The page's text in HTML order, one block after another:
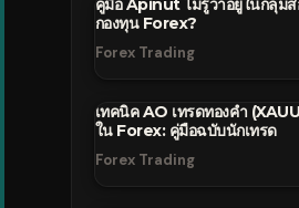
คู่มือ Apinut ไม่รู้ว่าอยู่ในกลุ่ม
กองทุน Forex?
Forex Trading
เทคนิค AO เทรดทองคำ
ใน Forex: คู่มือฉบับนักเทรด
Forex Trading